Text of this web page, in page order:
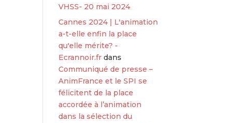
VHSS- 20 mai 2024
Cannes 2024 | L'animation
a-t-elle enfin la place
qu'elle mérite? -
Ecrannoir.fr dans
Communiqué de presse –
AnimFrance et le SPI se
félicitent de la place
accordée à l’animation
dans la sélection du